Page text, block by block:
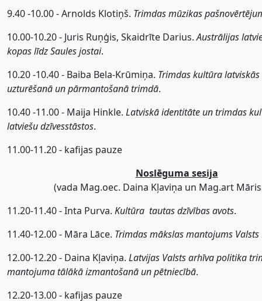
9.40 -10.00 - Arnolds Klotiņš. Trimdas mūzikas
10.00-10.20 - Juris Ruņģis, Skaidrīte Darius.Austrālijas
kopas līdz Saules jostai.
10.20 -10.40 - Baiba Bela-Krūmiņa. Trimdas kultūra
uzturēšanā un pārmantošanā trimdā.
10.40 -11.00 - Maija Hinkle. Latviskā identitāte un trimdas
latviešu dzīvesstāstos.
11.00-11.20 - kafijas pauze
Noslēguma sesija
(vada Mag.oec. Daina Kļaviņa un Mag.art
11.20-11.40 - Inta Purva. Kultūra  tautas dzīvības avots.
11.40-12.00 - Māra Lāce. Trimdas mākslas mantojums
12.00-12.20 - Daina Kļaviņa. Latvijas Valsts arhīva politika
mantojuma tālākā izmantošanā un pētniecībā.
12.20-13.00 - kafijas pauze